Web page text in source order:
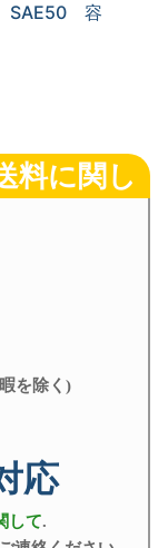
SAE50 容
を除く)
応
して.